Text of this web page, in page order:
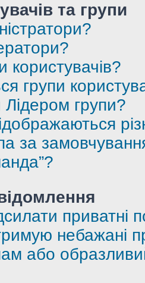
та групи
користувачів?
групи
Лідером групи?
за
приватні
небажані
або